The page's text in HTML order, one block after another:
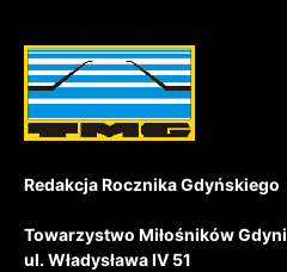
Redakcja Rocznika Gdyńskiego
Towarzystwo Miłośników Gdyni
ul. Władysława IV 51